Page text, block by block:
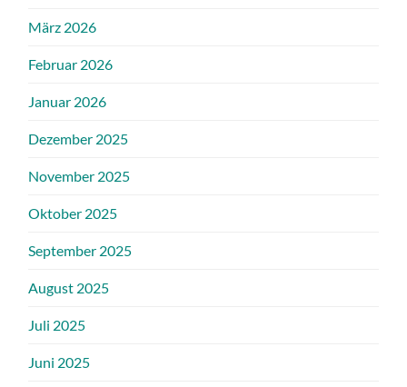
März 2026
Februar 2026
Januar 2026
Dezember 2025
November 2025
Oktober 2025
September 2025
August 2025
Juli 2025
Juni 2025